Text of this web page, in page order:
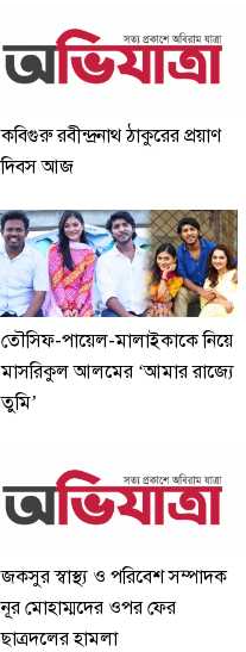
কবিগুরু রবীন্দ্রনাথ ঠাকুরের প্রয়াণ
দিবস আজ
তৌসিফ-পায়েল-মালাইকাকে নিয়ে
মাসরিকুল আলমের ‘আমার রাজ্যে
তুমি’
জকসুর স্বাস্থ্য ও পরিবেশ সম্পাদক
নূর মোহাম্মদের ওপর ফের
ছাত্রদলের হামলা